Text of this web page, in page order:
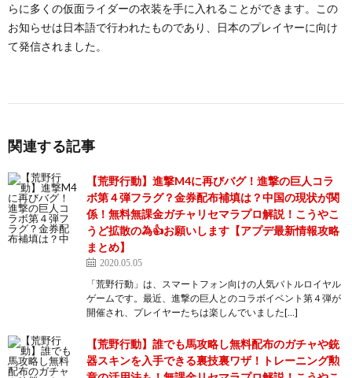
らに多くの仮面ライダーの衣装を手に入れることができます。この
お知らせは日本語で行われたものであり、日本のプレイヤーに向け
て発信されました。
関連する記事
【荒野行動】進撃M4に再びバグ！進撃の巨人コラ
ボ第４弾フラグ？金券配布補填は？中国の現状が関
係！無料無課金ガチャリセマラプロ解説！こうやこ
うど拡散の為👍お願いします【アプデ最新情報攻略
まとめ】
2020.05.05
「荒野行動」は、スマートフォン向けの人気バトルロイヤル
ゲームです。最近、進撃の巨人とのコラボイベント第４弾が
開催され、プレイヤーたちは楽しんでいました[…]
【荒野行動】誰でも馬攻略し無料配布のガチャや銃
器スキンを入手できる裏技裏ワザ！トレーニング勲